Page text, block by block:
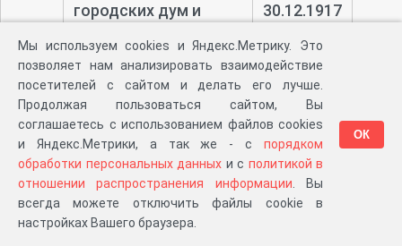
городских дум и
Невельской,
Полоцкой и
Режицкой городских
управ городским
думам
30.12.1917
Материалы
чрезвычайного
Режицкого уездного
Мы используем cookies и Яндекс.Метрику. Это
позволяет нам анализировать взаимодействие
посетителей с сайтом и делать его лучше.
Продолжая пользоваться сайтом, Вы
соглашаетесь с использованием файлов cookies
и Яндекс.Метрики, а так же - с порядком
обработки персональных данных и с политикой в
отношении распространения информации . Вы
всегда можете отключить файлы cookie в
настройках Вашего браузера.
ОК